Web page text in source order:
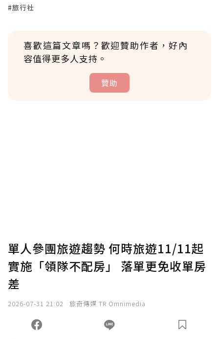
#旅行社
喜歡這篇文章嗎？歡迎贊助作者，好內
容值得更多人支持。
贊助
確認送出
您當前剩餘 U 利點數：0點；前往 購買點數
單人參團旅遊趨勢 何時旅遊11/11起
實施「領隊不配房」 落單更免收單房
差
2026-07-31 21:02 旅奇傳媒 TR Omnimedia